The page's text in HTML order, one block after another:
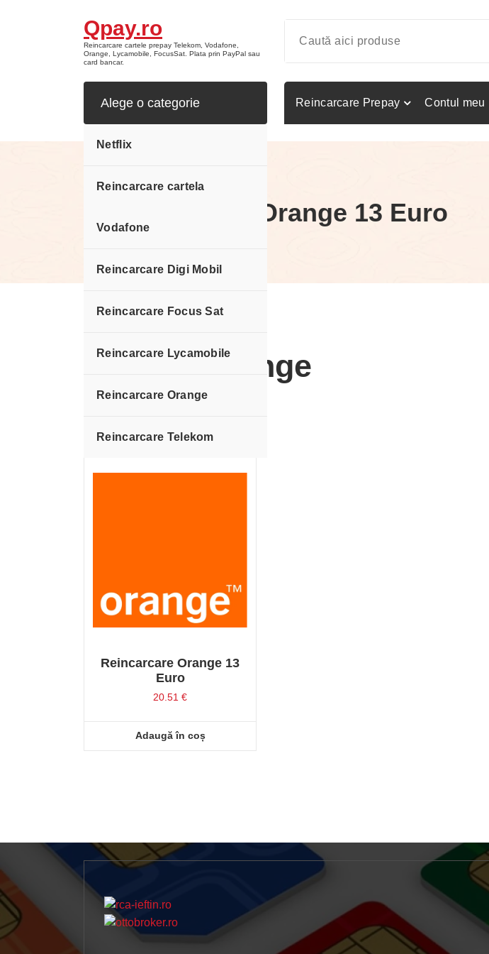
Qpay.ro
Reincarcare cartele prepay Telekom, Vodafone,
Orange, Lycamobile, FocusSat. Plata prin PayPal sau
card bancar.
Alege o categorie
Netflix
Reincarcare cartela
Vodafone
Reincarcare Digi Mobil
Reincarcare Focus Sat
Reincarcare Lycamobile
Reincarcare Orange
Reincarcare Telekom
Reincarcare Prepay Contul meu
Reincarcare Orange 13 Euro
13 euro orange
Reincarcare Orange 13
Euro
20.51€
Adaugă în coș